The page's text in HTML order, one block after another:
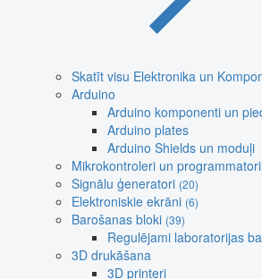
Skatīt visu Elektronika un
Arduino
Arduino komponenti un
Arduino plates
Arduino Shields un moduļi
Mikrokontroleri un programmatori
Signālu ģeneratori (20)
Elektroniskie ekrāni (6)
Barošanas bloki (39)
Regulējami laboratorijas
3D drukāšana
3D printeri